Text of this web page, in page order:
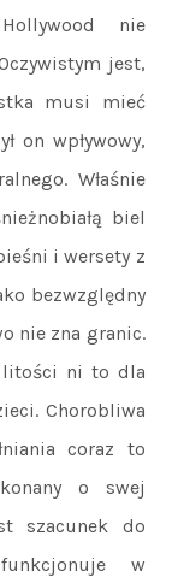
nie
jest,
musi mieć
on wpływowy,
Właśnie
biel
i wersety z
bezwzględny
nie zna granic.
litości ni to dla
Chorobliwa
coraz to
o swej
szacunek do
w